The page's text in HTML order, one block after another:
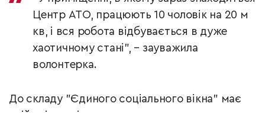
Центр АТО, працюють 10 чоловік на 20 м
кв, і вся робота відбувається в дуже
хаотичному стані", – зауважила
волонтерка.
До складу "Єдиного соціального вікна" має